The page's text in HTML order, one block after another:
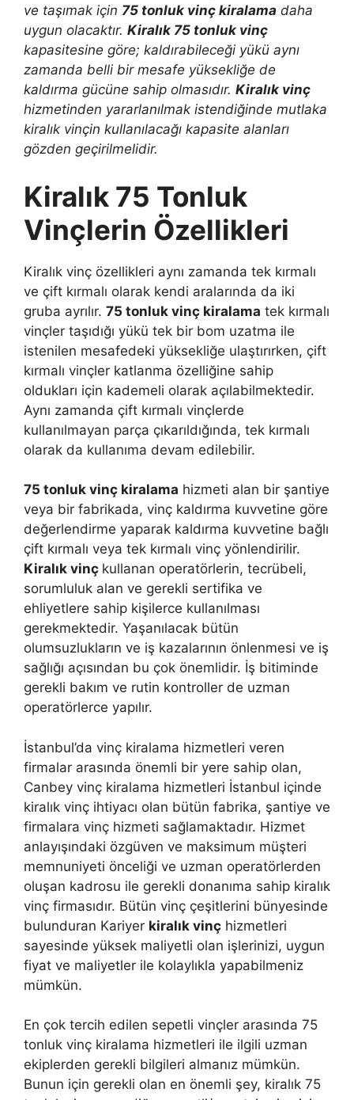
ve taşımak için 75 tonluk vinç kiralama daha
uygun olacaktır. Kiralık 75 tonluk vinç
kapasitesine göre; kaldırabileceği yükü aynı
zamanda belli bir mesafe yüksekliğe de
kaldırma gücüne sahip olmasıdır. Kiralık vinç
hizmetinden yararlanılmak istendiğinde mutlaka
kiralık vinçin kullanılacağı kapasite alanları
gözden geçirilmelidir.
Kiralık 75 Tonluk
Vinçlerin Özellikleri
Kiralık vinç özellikleri aynı zamanda tek kırmalı
ve çift kırmalı olarak kendi aralarında da iki
gruba ayrılır. 75 tonluk vinç kiralama tek kırmalı
vinçler taşıdığı yükü tek bir bom uzatma ile
istenilen mesafedeki yüksekliğe ulaştırırken, çift
kırmalı vinçler katlanma özelliğine sahip
oldukları için kademeli olarak açılabilmektedir.
Aynı zamanda çift kırmalı vinçlerde
kullanılmayan parça çıkarıldığında, tek kırmalı
olarak da kullanıma devam edilebilir.
75 tonluk vinç kiralama hizmeti alan bir şantiye
veya bir fabrikada, vinç kaldırma kuvvetine göre
değerlendirme yaparak kaldırma kuvvetine bağlı
çift kırmalı veya tek kırmalı vinç yönlendirilir.
Kiralık vinç kullanan operatörlerin, tecrübeli,
sorumluluk alan ve gerekli sertifika ve
ehliyetlere sahip kişilerce kullanılması
gerekmektedir. Yaşanılacak bütün
olumsuzlukların ve iş kazalarının önlenmesi ve iş
sağlığı açısından bu çok önemlidir. İş bitiminde
gerekli bakım ve rutin kontroller de uzman
operatörlerce yapılır.
İstanbul’da vinç kiralama hizmetleri veren
firmalar arasında önemli bir yere sahip olan,
Canbey vinç kiralama hizmetleri İstanbul içinde
kiralık vinç ihtiyacı olan bütün fabrika, şantiye ve
firmalara vinç hizmeti sağlamaktadır. Hizmet
anlayışındaki özgüven ve maksimum müşteri
memnuniyeti önceliği ve uzman operatörlerden
oluşan kadrosu ile gerekli donanıma sahip kiralık
vinç firmasıdır. Bütün vinç çeşitlerini bünyesinde
bulunduran Kariyer kiralık vinç hizmetleri
sayesinde yüksek maliyetli olan işlerinizi, uygun
fiyat ve maliyetler ile kolaylıkla yapabilmeniz
mümkün.
En çok tercih edilen sepetli vinçler arasında 75
tonluk vinç kiralama hizmetleri ile ilgili uzman
ekiplerden gerekli bilgileri almanız mümkün.
Bunun için gerekli olan en önemli şey, kiralık 75